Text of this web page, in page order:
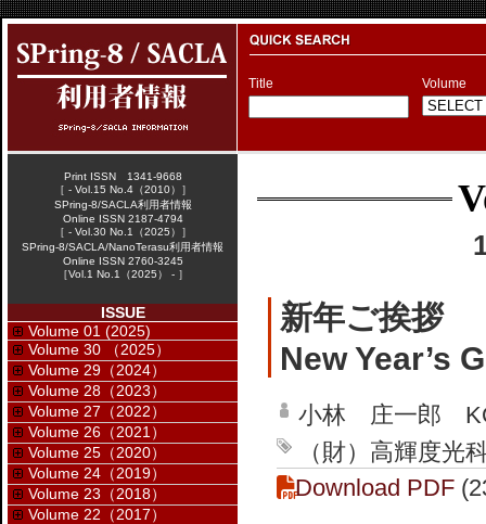
Title Volume
新年ご挨拶
New Year’s
小林 庄一郎
（財）高輝度
Download PDF
Print ISSN 1341-9668
［ - Vol.15 No.4（2010）］
SPring-8/SACLA利用者情報
Online ISSN 2187-4794
［ - Vol.30 No.1（2025）］
SPring-8/SACLA/NanoTerasu利用者情報
Online ISSN 2760-3245
［Vol.1 No.1（2025） - ］
ISSUE
Volume 01 (2025)
Volume 30 （2025）
Volume 29（2024）
Volume 28（2023）
Volume 27（2022）
Volume 26（2021）
Volume 25（2020）
Volume 24（2019）
Volume 23（2018）
Volume 22（2017）